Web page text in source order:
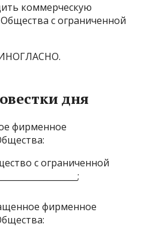
коммерческую
с ограниченной
дня
фирменное
с ограниченной
фирменное